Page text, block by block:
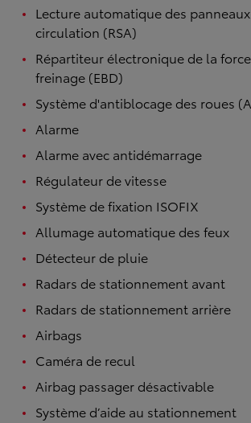
Lecture automatique des
circulation (RSA)
Répartiteur électronique de la
freinage (EBD)
Système d'antiblocage des roues
Alarme
Alarme avec antidémarrage
Régulateur de vitesse
Système de fixation ISOFIX
Allumage automatique des feux
Détecteur de pluie
Radars de stationnement avant
Radars de stationnement arrière
Airbags
Caméra de recul
Airbag passager désactivable
Système d’aide au stationnement